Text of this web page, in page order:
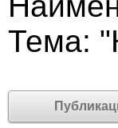
Тема: